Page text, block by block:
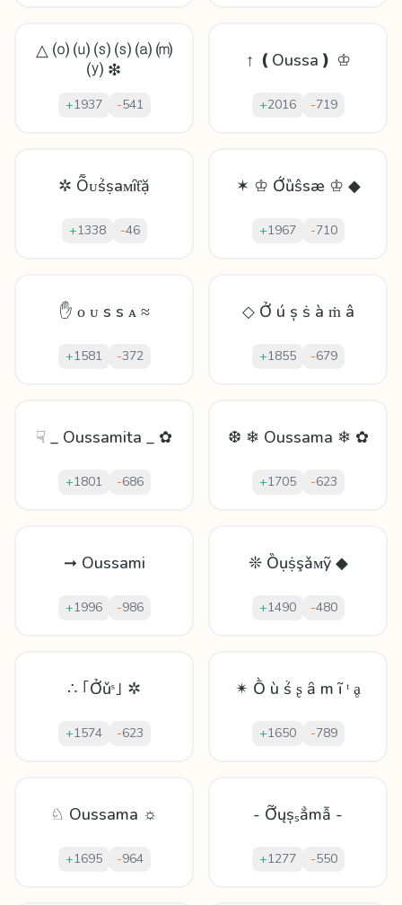
△ ⒪ ⒰ ⒮ ⒮ ⒜ ⒨
⒴ ❇
+1937 -541
↑ ❪Oussa❫ ♔
+2016 -719
✲ Ȭᴜṥṣaᴍȋƭặ
+1338 -46
✶ ♔ Ớȕŝsæ ♔ ◆
+1967 -710
✋ ᴏ ᴜ s s ᴀ ≈
+1581 -372
◇ Ở ú ș ṡ à ṁ â
+1855 -679
☟ _ Oussamita _ ✿
+1801 -686
❆ ❄ Oussama ❄ ✿
+1705 -623
➞ Oussami
+1996 -986
❊ Ȍụṩşǎᴍỹ ◆
+1490 -480
∴ ｢Ởǔˢ｣ ✲
+1574 -623
✴ Ṑ ù ṥ ʂ ȃ m ĩ ᵗ ḁ
+1650 -789
♘ Oussama ☼
+1695 -964
- Ỡųșₛẳmẫ -
+1277 -550